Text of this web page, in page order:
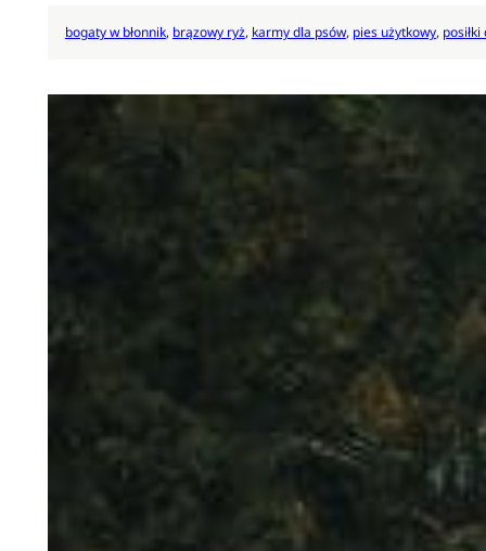
bogaty w błonnik, brązowy ryż, karmy dla psów, pies użytkowy,